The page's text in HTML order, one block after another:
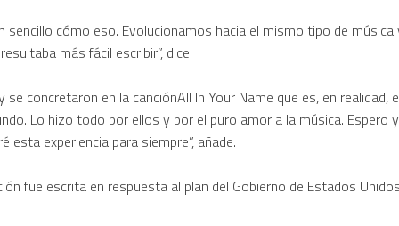
entre guitarras, sintetizadores y dos leyendas
de la animación y el diseño 3D... ¡gratis!
camino: ¡confirmado por una fuente muy fiable!
cómo eso. Evolucionamos hacia el mismo tipo de música
más fácil escribir”, dice.
concretaron en la canciónAll In Your Name que es, en realidad,
Lo hizo todo por ellos y por el puro amor a la música. Espero
experiencia para siempre”, añade.
fue escrita en respuesta al plan del Gobierno de Estados